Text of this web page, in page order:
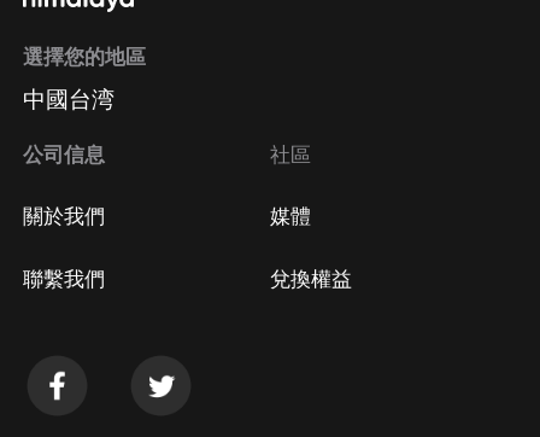
選擇您的地區
中國台湾
公司信息
關於我們
聯繫我們
社區
媒體
兌換權益